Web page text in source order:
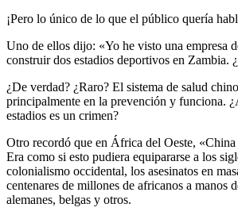
¡Pero lo único de lo que el público quería
Uno de ellos dijo: «Yo he visto una empresa
construir dos estadios deportivos en Zambia.
¿De verdad? ¿Raro? El sistema de salud
principalmente en la prevención y funciona.
estadios es un crimen?
Otro recordó que en África del Oeste, «China
Era como si esto pudiera equipararse a los
colonialismo occidental, los asesinatos en
centenares de millones de africanos a manos
alemanes, belgas y otros.